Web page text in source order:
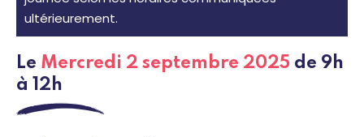
ultérieurement.
Le Mercredi 2 septembre 2025 de 9h
à 12h